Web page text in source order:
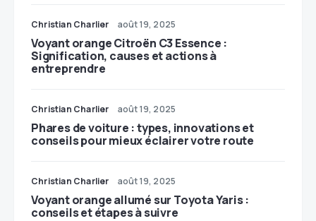
Christian Charlier août 19, 2025
Voyant orange Citroën C3 Essence :
Signification, causes et actions à
entreprendre
Christian Charlier août 19, 2025
Phares de voiture : types, innovations et
conseils pour mieux éclairer votre route
Christian Charlier août 19, 2025
Voyant orange allumé sur Toyota Yaris :
conseils et étapes à suivre